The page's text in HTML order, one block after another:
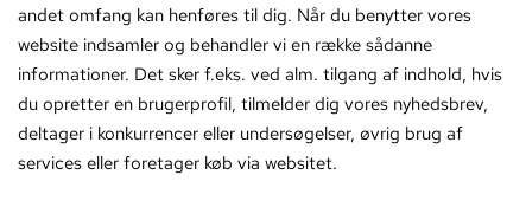
andet omfang kan henføres til dig. Når du benytter vores
website indsamler og behandler vi en række sådanne
informationer. Det sker f.eks. ved alm. tilgang af indhold, hvis
du opretter en brugerprofil, tilmelder dig vores nyhedsbrev,
deltager i konkurrencer eller undersøgelser, øvrig brug af
services eller foretager køb via websitet.